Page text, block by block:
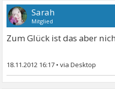
Sarah
Mitglied
Zum Glück ist das aber
18.11.2012 16:17 •